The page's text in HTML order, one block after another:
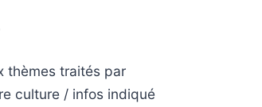
thèmes traités par
culture / infos indiqué